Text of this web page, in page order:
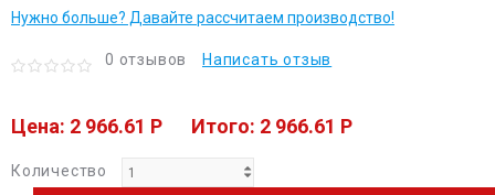
Нужно больше? Давайте рассчитаем производство!
0 отзывов Написать отзыв
Цена: 2 966.61 P Итого: 2 966.61 P
Количество